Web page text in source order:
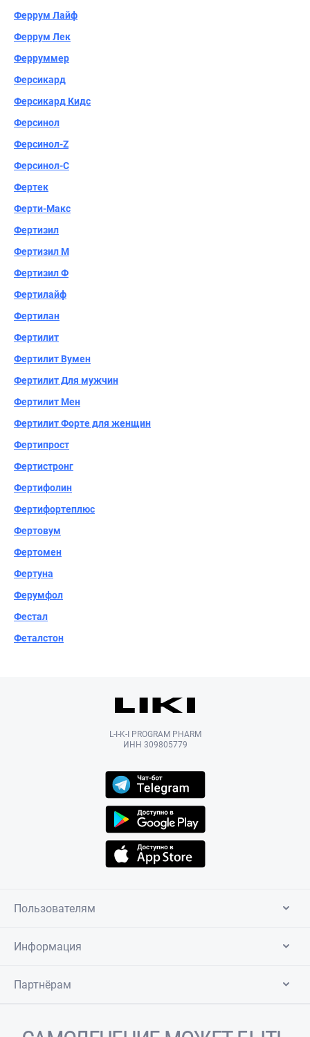
Феррум Лайф
Феррум Лек
Ферруммер
Ферсикард
Ферсикард Кидс
Ферсинол
Ферсинол-Z
Ферсинол-С
Фертек
Ферти-Макс
Фертизил
Фертизил М
Фертизил Ф
Фертилайф
Фертилан
Фертилит
Фертилит Вумен
Фертилит Для мужчин
Фертилит Мен
Фертилит Форте для женщин
Фертипрост
Фертистронг
Фертифолин
Фертифортеплюс
Фертовум
Фертомен
Фертуна
Ферумфол
Фестал
Феталстон
L-I-K-I PROGRAM PHARM
ИНН 309805779
Пользователям
Информация
Партнёрам